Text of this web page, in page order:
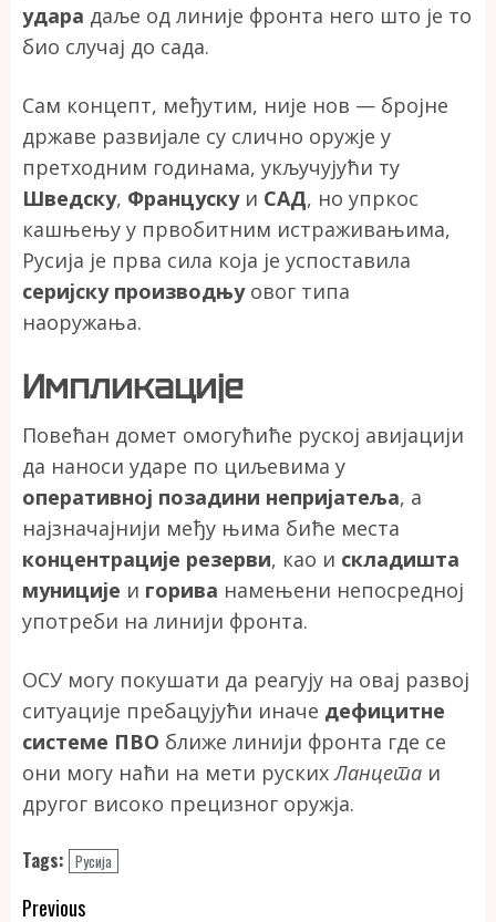
удара даље од линије фронта него што је то
био случај до сада.
Сам концепт, међутим, није нов — бројне
државе развијале су слично оружје у
претходним годинама, укључујући ту
Шведску, Францускуи САД, но упркос
кашњењу у првобитним истраживањима,
Русија је прва сила која је успоставила
серијску производњуовог типа
наоружања.
Импликације
Повећан домет омогућиће руској авијацији
да наноси ударе по циљевима у
оперативној позадини непријатеља, а
најзначајнији међу њима биће места
концентрације резерви, као и складишта
муниције и горива намењени непосредној
употреби на линији фронта.
ОСУ могу покушати да реагују на овај развој
ситуације пребацујући иначе дефицитне
системе ПВО ближе линији фронта где се
они могу наћи на мети рускихЛанцета и
другог високо прецизног оружја.
Tags: Русија
Continue
Previous